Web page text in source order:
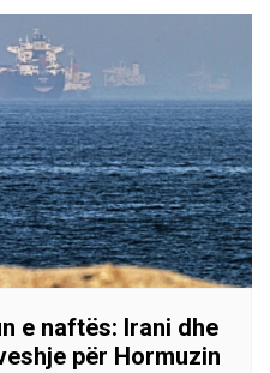
e naftës: Irani dhe
për Hormuzin